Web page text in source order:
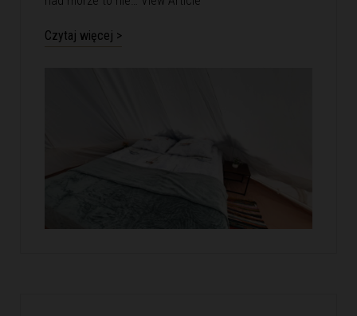
Czytaj więcej >